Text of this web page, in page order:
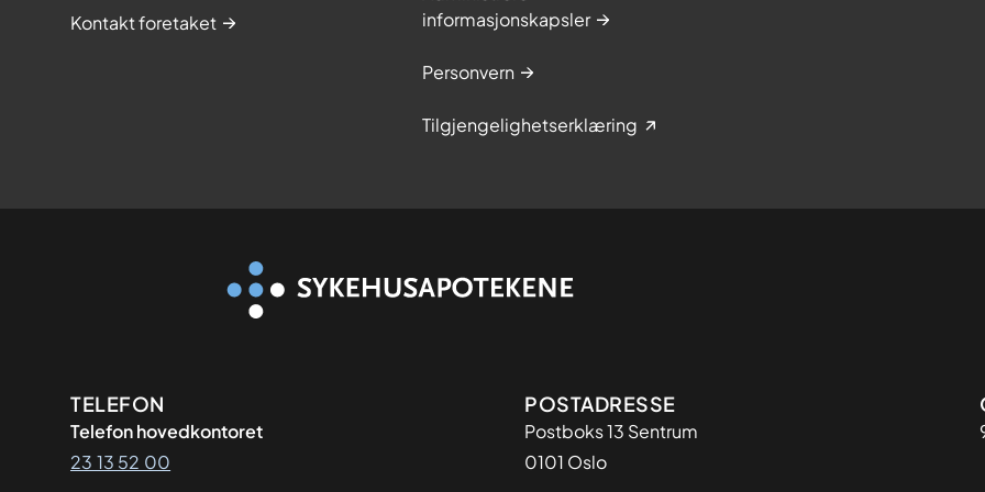
Kontakt foretaket
informasjonskapsler
Personvern
Tilgjengelighetserklæring
Kontaktinformasjon
TELEFON
Telefon hovedkontoret
23 13 52 00
Adresse
POSTADRESSE
Postboks 13 Sentrum
0101 Oslo